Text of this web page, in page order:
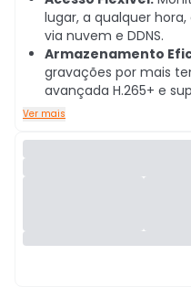
lugar, a qualquer
via nuvem e DDNS.
Armazenamento
gravações por mais
avançada H.265+ e
Ver mais